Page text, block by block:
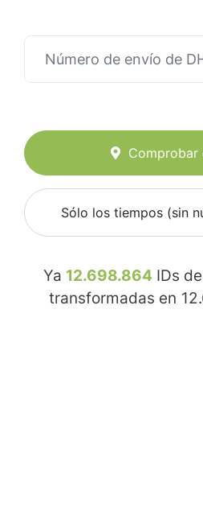
Comprobar
Sólo los tiempos (sin
Ya 12.698.864 IDs
transformadas en